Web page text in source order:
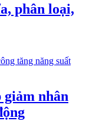
phân loại,
giảm nhân